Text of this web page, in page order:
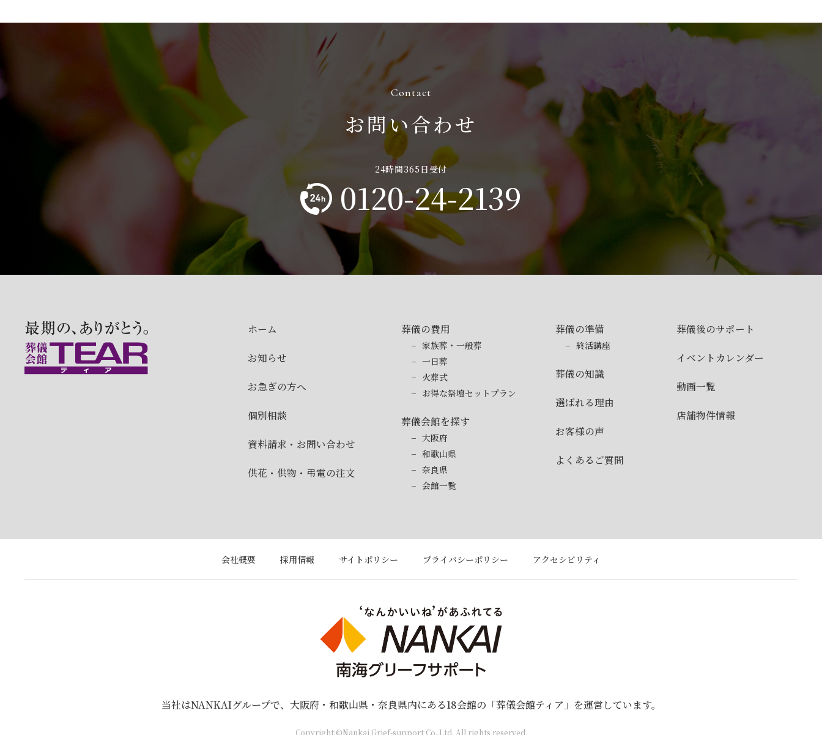
お問い合わせ
0120-24-2139
ホーム
お知らせ
お急ぎの方へ
個別相談
資料請求・お問い合わせ
供花・供物・弔電の注文
葬儀の費用
家族葬・一般葬
一日葬
火葬式
お得な祭壇セットプラン
葬儀会館を探す
大阪府
和歌山県
奈良県
会館一覧
葬儀の準備
終活講座
葬儀の知識
選ばれる理由
お客様の声
よくあるご質問
葬儀後のサポート
イベントカレンダー
動画一覧
店舗物件情報
会社概要 採用情報 サイトポリシー プライバシーポリシー アクセシビリティ
当社はNANKAIグループで、大阪府・和歌山県・奈良県内にある18会館の「葬儀会館ティア」を運営しています。
Copyright:©Nankai Grief-support Co.,Ltd. All rights reserved.